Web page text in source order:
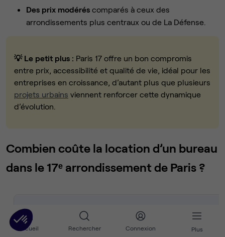
Accueil Rechercher Connexion Plus
Des prix modérés comparés à ceux des
arrondissements plus centraux ou de La Défense.
💡 Le petit plus : Paris 17 offre un bon compromis
entre prix, accessibilité et qualité de vie, idéal pour les
entreprises en croissance, d’autant plus que plusieurs
projets urbains viennent renforcer cette dynamique
d’évolution.
Combien coûte la location d’un bureau
dans le 17ᵉ arrondissement de Paris ?
Type d’espace
Espace de coworking 400 € – 600 €